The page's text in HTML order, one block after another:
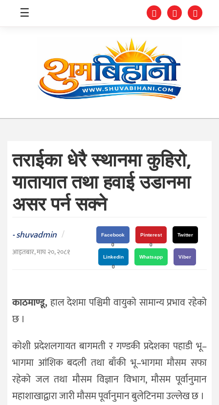
स्वास्थ्य
संघीय
प्रविधि
जीवनशैली
दर्शन
/
संस्कृति
राजनीति
☰
तराईका धेरै स्थानमा कुहिरो,
यातायात तथा हवाई उडानमा
असर पर्न सक्ने
-shuvadmin /
आइतबार, माघ २०, २०८१
Facebook
0
Pinterest
0
Twitter
Linkedin
0
Whatsapp Viber
काठमाण्डू,हाल देशमा पश्चिमी वायुको सामान्य प्रभाव रहेको
छ ।
कोशी प्रदेशलगायत बागमती र गण्डकी प्रदेशका पहाडी भू–
भागमा आंशिक बदली तथा बाँकी भू–भागमा मौसम सफा
रहेको जल तथा मौसम विज्ञान विभाग, मौसम पूर्वानुमान
महाशाखाद्वारा जारी मौसम पूर्वानुमान बुलेटिनमा उल्लेख छ ।